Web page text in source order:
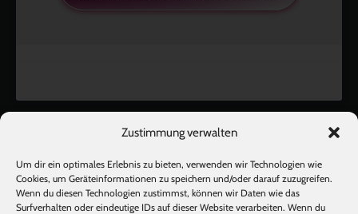
Zustimmung verwalten
Um dir ein optimales Erlebnis zu bieten, verwenden wir Technologien wie
Cookies, um Geräteinformationen zu speichern und/oder darauf zuzugreifen.
Wenn du diesen Technologien zustimmst, können wir Daten wie das
Surfverhalten oder eindeutige IDs auf dieser Website verarbeiten. Wenn du
Selbstliebe, Aussöhnung mit der Kindheit, Potenzial entfalten,
glückliche Beziehung-The Master KeyAsha und Marie-Luise
Kolitscher
Sisterlove